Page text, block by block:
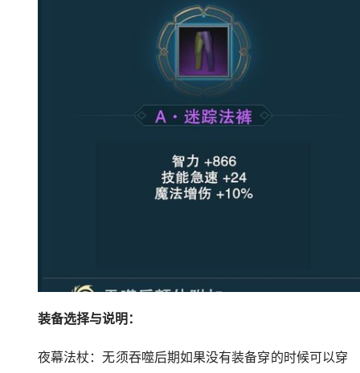
装备选择与说明：
夜幕法杖：无须吞噬后期如果没有装备穿的时候可以穿